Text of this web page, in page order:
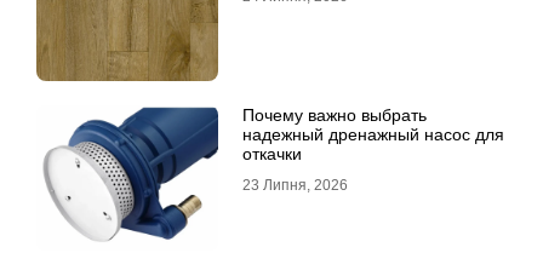
Почему важно выбрать
надежный дренажный насос для
откачки
23 Липня, 2026